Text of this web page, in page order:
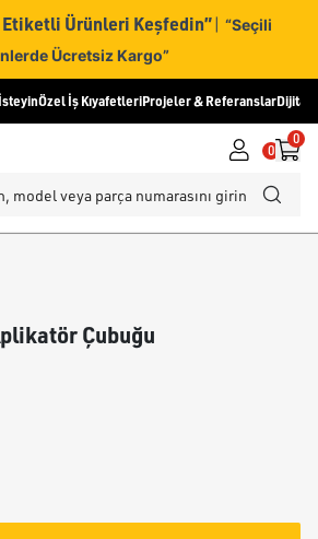
Ürünleri Keşfedin” | “Seçili
Ücretsiz Kargo”
Özel İş KıyafetleriProjeler & ReferanslarDijital
0
0
Çubuğu